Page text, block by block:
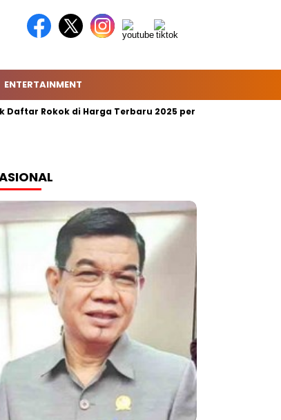
ENTERTAINMENT
Rokok di Harga Terbaru 2025 per Batang